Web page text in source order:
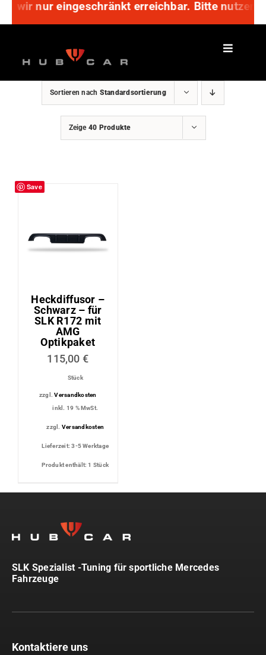
Zum
springen
wir nur eingeschränkt erreichbar. Bitte nutzen
Sortieren nach Standardsortierung
Zeige 40 Produkte
Save
Heckdiffusor –
Schwarz – für
SLK R172 mit
AMG
Optikpaket
115,00 €
Stück
zzgl.Versandkosten
inkl. 19 % MwSt.
zzgl. Versandkosten
Lieferzeit:3-5 Werktage
Produkt enthält: 1 Stück
SLK Spezialist -Tuning für sportliche Mercedes
Fahrzeuge
Kontaktiere uns